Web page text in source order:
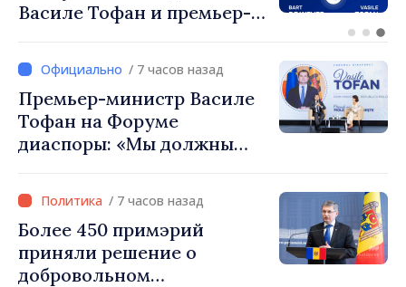
обсудили премьер-
посол Турции Уйгар
Мустафа Сертел/ 7 часов назад
Премьер-министр Василе
Тофан на Форуме
диаспоры: «Мы должны
уверенность в том, что
Республика Молдова
движется в правильном
направлении»
/ 7 часов назад
Более 450 примэрий
приняли решение о
добровольном